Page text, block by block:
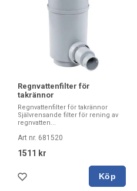
Regnvattenfilter för
takrännor
Regnvattenfilter för takrännor
Självrensande filter för rening av
regnvatten...
Art nr. 681520
1511 kr
Köp